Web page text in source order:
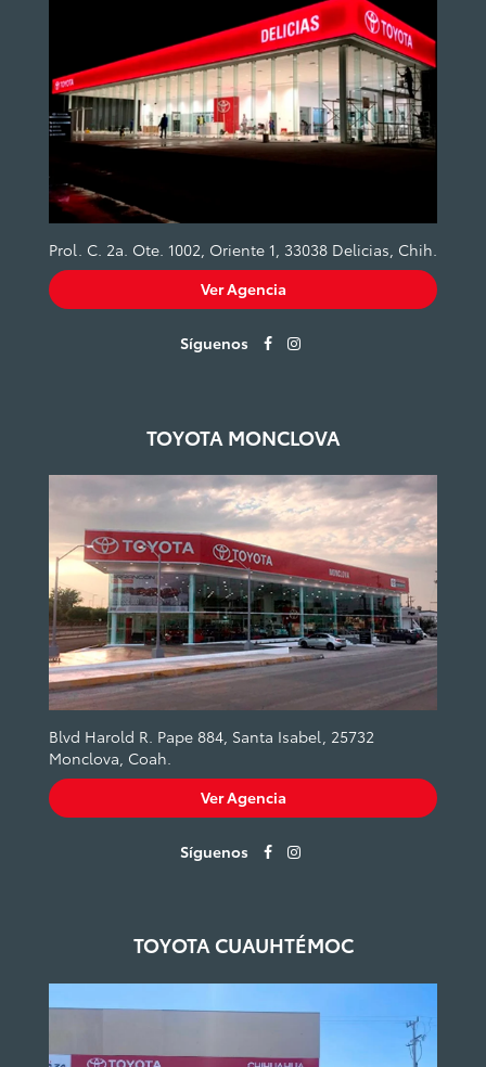
Prol. C. 2a. Ote. 1002, Oriente 1, 33038 Delicias, Chih.
Ver Agencia
Síguenos
TOYOTA MONCLOVA
Blvd Harold R. Pape 884, Santa Isabel, 25732
Monclova, Coah.
Ver Agencia
Síguenos
TOYOTA CUAUHTÉMOC